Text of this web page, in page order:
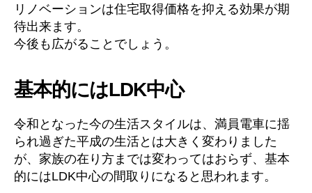
リノベーションは住宅取得価格を抑える効果が期
待出来ます。
今後も広がることでしょう。
基本的にはLDK中心
令和となった今の生活スタイルは、満員電車に揺
られ過ぎた平成の生活とは大きく変わりました
が、家族の在り方までは変わってはおらず、基本
的にはLDK中心の間取りになると思われます。